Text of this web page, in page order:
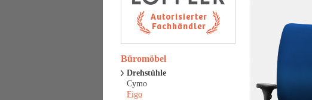
Büromöbel
Drehstühle
Cymo
Figo